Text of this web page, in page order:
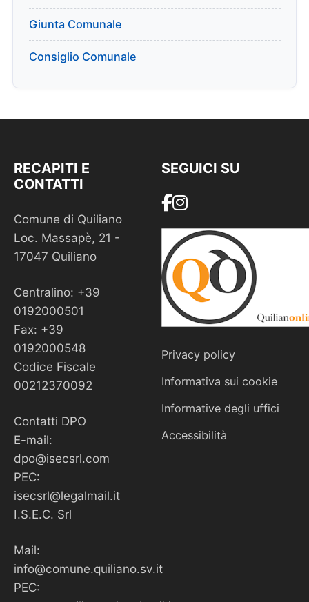
Giunta Comunale
Consiglio Comunale
RECAPITI E
CONTATTI
Comune di Quiliano
Loc. Massapè, 21 -
17047 Quiliano
Centralino: +39
0192000501
Fax: +39
0192000548
Codice Fiscale
00212370092
Contatti DPO
E-mail:
dpo@isecsrl.com
PEC:
isecsrl@legalmail.it
I.S.E.C. Srl
Mail:
info@comune.quiliano.sv.it
PEC:
SEGUICI SU
Privacy policy
Informativa sui cookie
Informative degli uffici
Accessibilità